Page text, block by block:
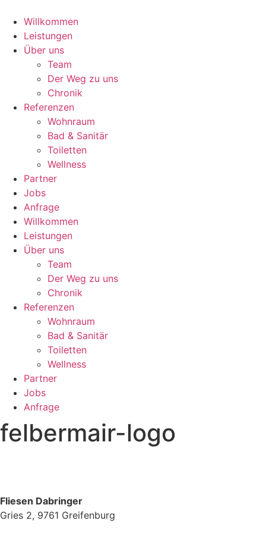
Inhalt
springen
Willkommen
Leistungen
Über uns
Team
Der Weg zu uns
Chronik
Referenzen
Wohnraum
Bad & Sanitär
Toiletten
Wellness
Partner
Jobs
Anfrage
Willkommen
Leistungen
Über uns
Team
Der Weg zu uns
Chronik
Referenzen
Wohnraum
Bad & Sanitär
Toiletten
Wellness
Partner
Jobs
Anfrage
felbermair-logo
Fliesen Dabringer
Gries 2, 9761 Greifenburg